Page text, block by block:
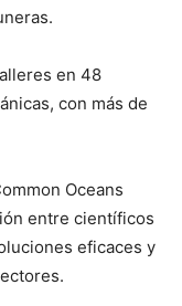
en 48
con más de
Oceans
entre científicos
eficaces y